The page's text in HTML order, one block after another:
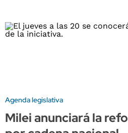
Agenda legislativa
Milei anunciará la